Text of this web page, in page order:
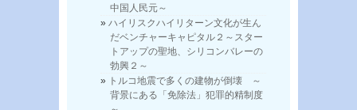
中国人民元～
ハイリスクハイリターン文化が生ん
だベンチャーキャピタル２～スター
トアップの聖地、シリコンバレーの
勃興２～
トルコ地震で多くの建物が倒壊 ～
背景にある「免除法」犯罪的精制度